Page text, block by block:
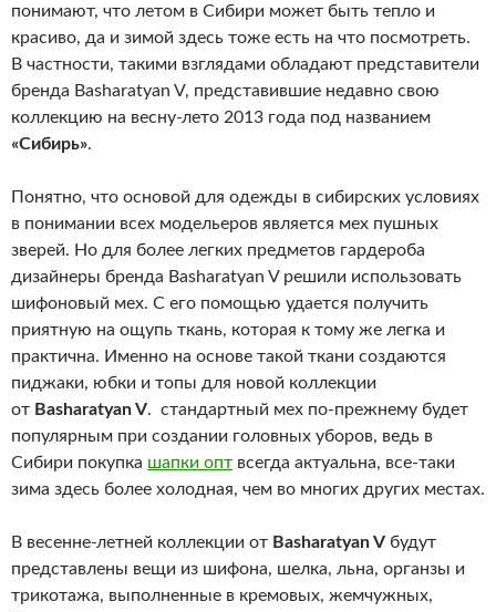
понимают, что летом в Сибири может быть тепло и
красиво, да и зимой здесь тоже есть на что посмотреть.
В частности, такими взглядами обладают представители
бренда Basharatyan V, представившие недавно свою
коллекцию на весну-лето 2013 года под названием
«Сибирь».
Понятно, что основой для одежды в сибирских условиях
в понимании всех модельеров является мех пушных
зверей. Но для более легких предметов гардероба
дизайнеры бренда Basharatyan V решили использовать
шифоновый мех. С его помощью удается получить
приятную на ощупь ткань, которая к тому же легка и
практична. Именно на основе такой ткани создаются
пиджаки, юбки и топы для новой коллекции
от Basharatyan V. стандартный мех по-прежнему будет
популярным при создании головных уборов, ведь в
Сибири покупка шапки опт всегда актуальна, все-таки
зима здесь более холодная, чем во многих других местах.
В весенне-летней коллекции от Basharatyan V будут
представлены вещи из шифона, шелка, льна, органзы и
трикотажа, выполненные в кремовых, жемчужных,